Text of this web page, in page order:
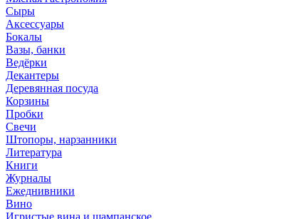
Сыры
Аксессуары
Бокалы
Вазы, банки
Ведёрки
Декантеры
Деревянная посуда
Корзины
Пробки
Свечи
Штопоры, нарзанники
Литература
Книги
Журналы
Ежеднивники
Вино
Игристые вина и шампанское